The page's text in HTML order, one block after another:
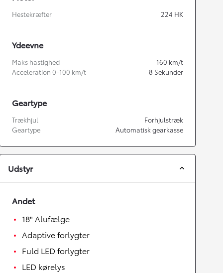
Hestekræfter 224 HK
Ydeevne
Maks hastighed 160 km/t
Acceleration 0-100 km/t
8 Sekunder
Geartype
Trækhjul
Forhjulstræk
Geartype
Automatisk gearkasse
Udstyr
Andet
18" Alufælge
Adaptive forlygter
Fuld LED forlygter
LED kørelys